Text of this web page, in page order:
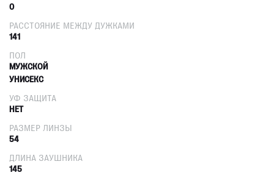
0
РАССТОЯНИЕ МЕЖДУ ДУЖКАМИ
141
ПОЛ
МУЖСКОЙ
УНИСЕКС
УФ ЗАЩИТА
НЕТ
РАЗМЕР ЛИНЗЫ
54
ДЛИНА ЗАУШНИКА
145